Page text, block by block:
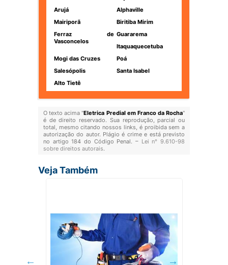
Arujá
Alphaville
Mairiporã
Biritiba Mirim
Ferraz de
Vasconcelos
Guararema
Itaquaquecetuba
Mogi das Cruzes
Poá
Salesópolis
Santa Isabel
Alto Tietê
O texto acima "Eletrica Predial em Franco da Rocha"
é de direito reservado. Sua reprodução, parcial ou
total, mesmo citando nossos links, é proibida sem a
autorização do autor. Plágio é crime e está previsto
no artigo 184 do Código Penal. – Lei n° 9.610-98
sobre direitos autorais.
Veja Também